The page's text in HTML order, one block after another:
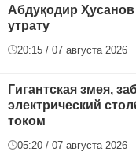
Абдуқодир
утрату
20:15 / 07 августа 2026
Гигантская змея,
электрический
током
05:20 / 07 августа 2026